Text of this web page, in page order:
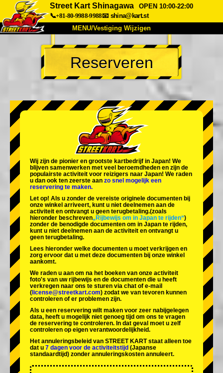
Street Kart Shinagawa
OPEN 10:00-22:00
📞+81-80-9988-9988📧 shina@kart.st
MENU/Vestiging Wijzigen
TOP
Over Ons Specificaties Prijs
Veelgestelde Vragen
Bedrijf Reserveren
Vestiging Wijzigen
Tokio Shinagawa Tokio Akihabara#1
Tokio Akihabara#2
Tokio Shibuya Annex Tokio Baai
Tokio Asakusa Osaka
Okinawa
Reserveren
Wij zijn de pionier en grootste kartbedrijf in Japan! We
blijven samenwerken met veel beroemdheden en zijn de
populairste activiteit voor reizigers naar Japan! We raden
u dan ook ten zeerste aan zo snel mogelijk een
reservering te maken.
Let op! Als u zonder de vereiste originele documenten bij
onze winkel arriveert, kunt u niet deelnemen aan de
activiteit en ontvangt u geen terugbetaling.(zoals
hieronder beschreven„Rijbewijs om in Japan te rijden“)
zonder de benodigde documenten om in Japan te rijden,
kunt u niet deelnemen aan de activiteit en ontvangt u
geen terugbetaling.
Lees hieronder welke documenten u moet verkrijgen en
zorg ervoor dat u met deze documenten bij onze winkel
aankomt.
We raden u aan om na het boeken van onze activiteit
foto's van uw rijbewijs en de documenten die u heeft
verkregen naar ons te sturen via chat of e-mail
( license@streetkart.com) zodat we van tevoren kunnen
controleren of er problemen zijn.
Als u een reservering wilt maken voor zeer nabijgelegen
data, heeft u mogelijk niet genoeg tijd om ons te vragen
de reservering te controleren. In dat geval moet u zelf
controleren op eigen verantwoordelijkheid.
Het annuleringsbeleid van STREET KART staat alleen toe
dat u 7 dagen voor de activiteitstijd (Japanse
standaardtijd) zonder annuleringskosten annuleert.